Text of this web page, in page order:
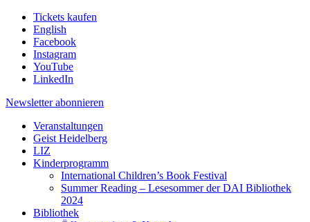
Tickets kaufen
English
Facebook
Instagram
YouTube
LinkedIn
Newsletter abonnieren
Veranstaltungen
Geist Heidelberg
LIZ
Kinderprogramm
International Children’s Book Festival
Summer Reading – Lesesommer der DAI Bibliothek
2024
Bibliothek